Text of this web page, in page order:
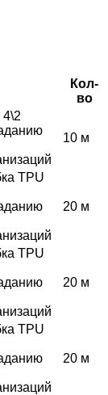
Кол-
во
10 м
TPU
20 м
TPU
20 м
TPU
20 м